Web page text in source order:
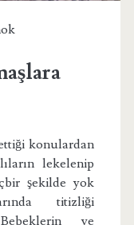
konulardan
lekelenip
şekilde yok
titizliği
ve